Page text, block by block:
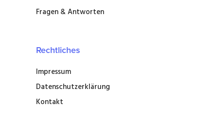
Fragen & Antworten
Rechtliches
Impressum
Datenschutzerklärung
Kontakt